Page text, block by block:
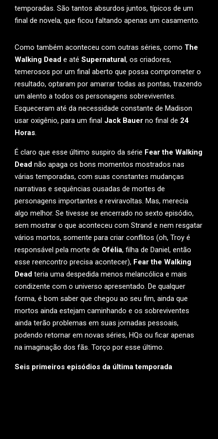
temporadas. São tantos absurdos juntos, típicos de um
final de novela, que ficou faltando apenas um casamento.
Como também aconteceu com outras séries, como The
Walking Dead e até Supernatural , os criadores,
temerosos por um final aberto que possa comprometer o
resultado, optaram por amarrar todas as pontas, trazendo
um alento a todos os personagens sobreviventes.
Esqueceram até da necessidade constante de Madison
usar oxigênio, para um final Jack Bauer no final de 24
Horas.
É claro que esse último suspiro da série Fear the Walking
Dead não apaga os bons momentos mostrados nas
várias temporadas, com suas constantes mudanças
narrativas e sequências ousadas de mortes de
personagens importantes e reviravoltas. Mas, merecia
algo melhor. Se tivesse se encerrado no sexto episódio,
sem mostrar o que aconteceu com Strand e nem resgatar
vários mortos, somente para criar conflitos (oh, Troy é
responsável pela morte de Ofélia, filha de Daniel, então
esse reencontro precisa acontecer), Fear the Walking
Dead teria uma despedida menos melancólica e mais
condizente com o universo apresentado. De qualquer
forma, é bom saber que chegou ao seu fim, ainda que
mortos ainda estejam caminhando e os sobreviventes
ainda terão problemas em suas jornadas pessoais,
podendo retornar em novas séries, HQs ou ficar apenas
na imaginação dos fãs. Torço por esse último.
Seis primeiros episódios da última temporada